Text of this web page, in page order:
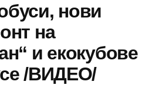
нови
на
и екокубове
/ВИДЕО/